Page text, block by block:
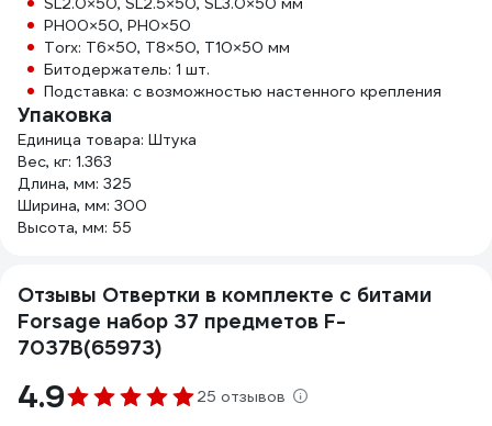
PH00×50, PH0×50
Torx: T6×50, T8×50, T10×50 мм
Битодержатель: 1 шт.
Подставка: с возможностью настенного крепления
Упаковка
Единица товара: Штука
Вес, кг: 1.363
Длина, мм: 325
Ширина, мм: 300
Высота, мм: 55
Отзывы Отвертки в комплекте с битами
Forsage набор 37 предметов F-
7037B(65973)
4.9 25 отзывов